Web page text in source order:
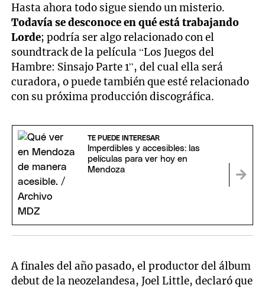
Hasta ahora todo sigue siendo un misterio.
Todavía se desconoce en qué está trabajando
Lorde; podría ser algo relacionado con el
soundtrack de la película “Los Juegos del
Hambre: Sinsajo Parte 1”, del cual ella será
curadora, o puede también que esté relacionado
con su próxima producción discográfica.
TE PUEDE INTERESAR
Imperdibles y accesibles: las
películas para ver hoy en
Mendoza
A finales del año pasado, el productor del álbum
debut de la neozelandesa, Joel Little, declaró que